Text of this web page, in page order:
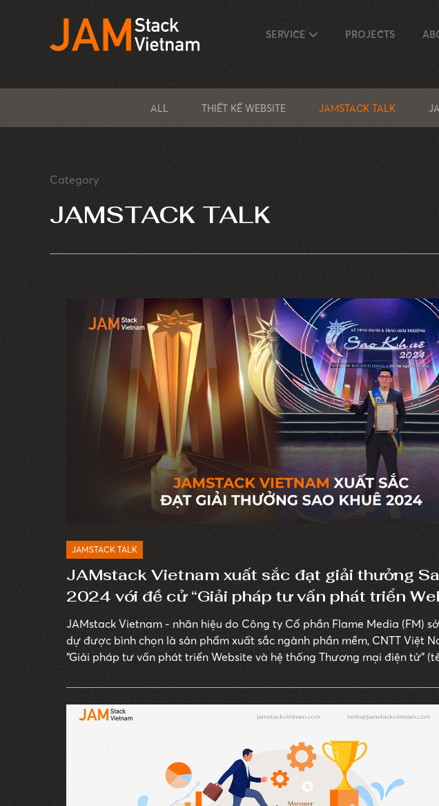
SERVICE PROJECTS
ALL THIẾT KẾ WEBSITE JAMSTACK TALK
Category
JAMSTACK TALK
JAMSTACK TALK
JAMstack Vietnam xuất sắc đạt giải thưởng
2024 với đề cử “Giải pháp tư vấn phát triển
hệ thống Thương mại điện tử”
JAMstack Vietnam - nhãn hiệu do Công ty Cổ phần Flame Media (FM)
dự được bình chọn là sản phẩm xuất sắc ngành phần mềm, CNTT Việt
“Giải pháp tư vấn phát triển Website và hệ thống Thương mại điện tử”